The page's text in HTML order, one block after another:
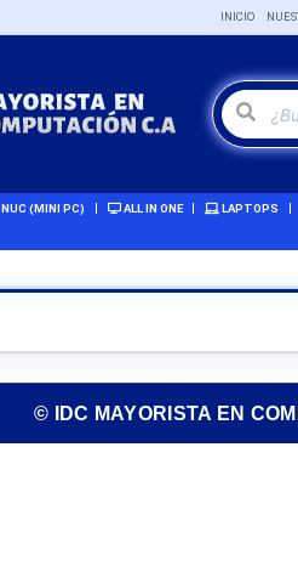
INICIO
NUC (MINI PC) ALL IN ONE LAPTOPS
© IDC MAYORISTA EN